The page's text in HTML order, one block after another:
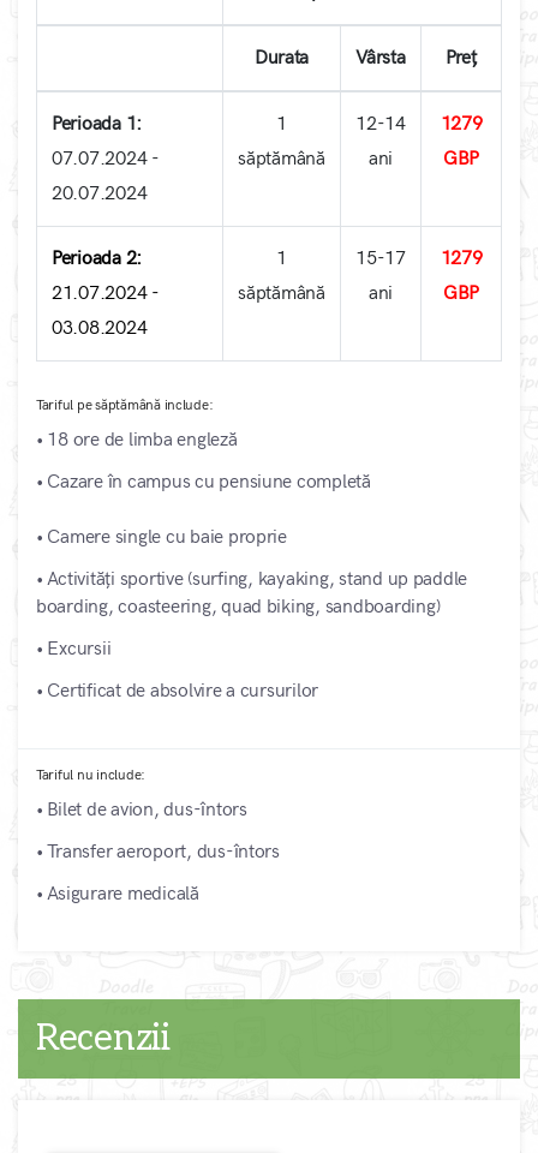
Durata Vârsta Preț
Perioada 1:
07.07.2024 -
20.07.2024
1
săptămână
12-14
ani
1279
GBP
Perioada 2:
21.07.2024 -
03.08.2024
1
săptămână
15-17
ani
1279
GBP
Tariful pe săptămână include:
• 18 ore de limba engleză
• Cazare în campus cu pensiune completă
• Camere single cu baie proprie
• Activități sportive (surfing, kayaking, stand up paddle
boarding, coasteering, quad biking, sandboarding)
• Excursii
• Certificat de absolvire a cursurilor
Tariful nu include:
• Bilet de avion, dus-întors
• Transfer aeroport, dus-întors
• Asigurare medicală
Recenzii